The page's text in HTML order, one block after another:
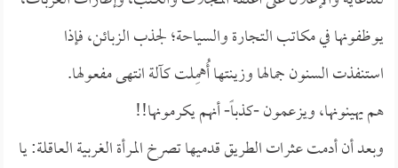
يوظفونها في مكاتب التجارة والسياحة؛ لجذب الزبائن، فإذا
استنفذت السنون جمالها وزينتها أُهمِلت كآلة انتهى مفعولها.
هم يهينونها، ويزعمون -كذباً- أنهم يكرمونها!!
وبعد أن أدمت عثرات الطريق قدميها تصرخ المرأة الغربية العاقلة: يا